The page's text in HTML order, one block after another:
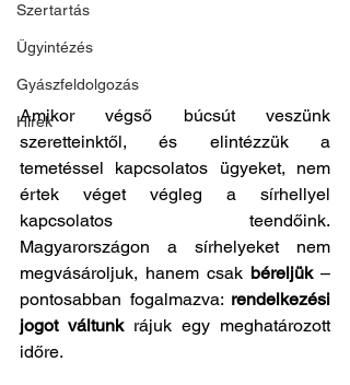
Szertartás
Ügyintézés
Gyászfeldolgozás
Hírek
Amikor végső búcsút veszünk
szeretteinktől, és elintézzük a
temetéssel kapcsolatos ügyeket, nem
értek véget végleg a sírhellyel
kapcsolatos teendőink.
Magyarországon a sírhelyeket nem
megvásároljuk, hanem csak béreljük –
pontosabban fogalmazva: rendelkezési
jogot váltunk rájuk egy meghatározott
időre.